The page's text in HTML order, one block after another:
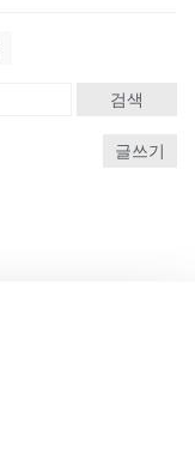
검색
글쓰기